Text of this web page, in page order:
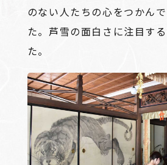
のない人たちの心をつかん
た。芦雪の面白さに注目す
た。